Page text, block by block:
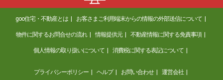
goo住宅・不動産とは お客さまご利用端末からの情報の外部送信について
物件に関するお問合せの流れ 情報提供元 不動産情報に関する免責事項
個人情報の取り扱いについて 消費税に関する表記について
プライバシーポリシー ヘルプ お問い合わせ 運営会社